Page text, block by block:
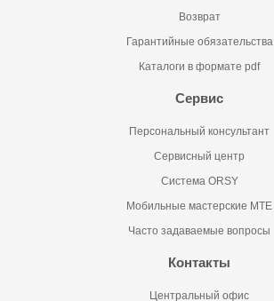
Возврат
Гарантийные обязательства
Каталоги в формате pdf
Сервис
Персональный консультант
Сервисный центр
Система ORSY
Мобильные мастерские MTE
Часто задаваемые вопросы
Контакты
Центральный офис